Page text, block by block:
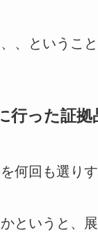
、ということ
行った証拠
何回も選り
というと、